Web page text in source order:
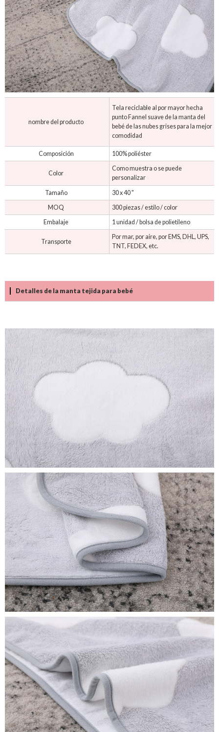
nombre del producto
Tela reciclable al por mayor hecha
punto Fannel suave de la manta del
bebé de las nubes grises para la mejor
comodidad
Composición 100% poliéster
Color
Como muestra o se puede
personalizar
Tamaño
30 x 40 "
MOQ
300 piezas / estilo / color
Embalaje
1 unidad / bolsa de polietileno
Transporte
Por mar, por aire, por EMS, DHL, UPS,
TNT, FEDEX, etc.
Detalles de la manta tejida para bebé